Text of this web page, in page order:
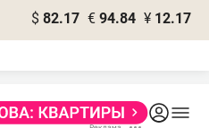
$ 82.17 € 94.84 ¥ 12.17